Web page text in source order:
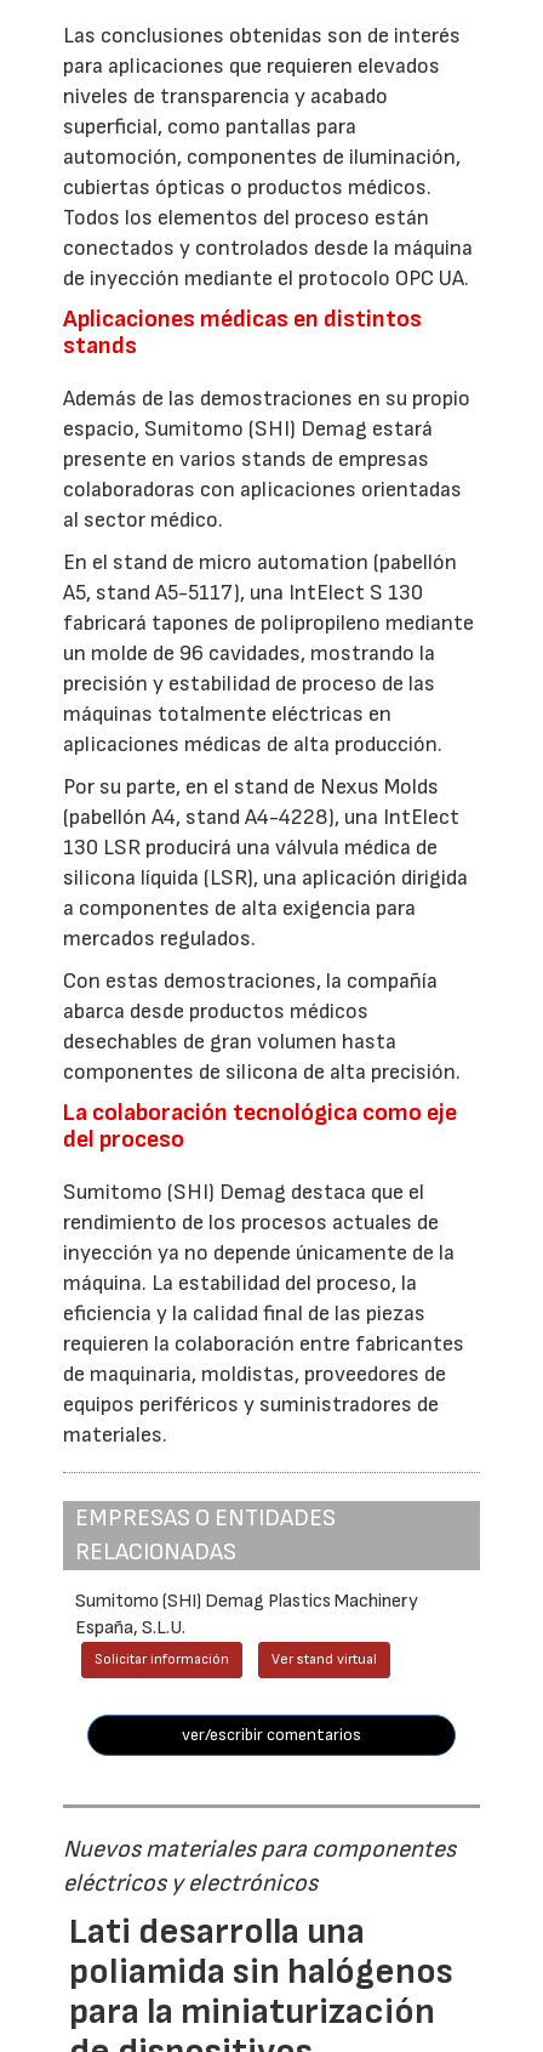
Las conclusiones obtenidas son de interés
para aplicaciones que requieren elevados
niveles de transparencia y acabado
superficial, como pantallas para
automoción, componentes de iluminación,
cubiertas ópticas o productos médicos.
Todos los elementos del proceso están
conectados y controlados desde la máquina
de inyección mediante el protocolo OPC UA.
Aplicaciones médicas en distintos
stands
Además de las demostraciones en su propio
espacio, Sumitomo (SHI) Demag estará
presente en varios stands de empresas
colaboradoras con aplicaciones orientadas
al sector médico.
En el stand de micro automation (pabellón
A5, stand A5-5117), una IntElect S 130
fabricará tapones de polipropileno mediante
un molde de 96 cavidades, mostrando la
precisión y estabilidad de proceso de las
máquinas totalmente eléctricas en
aplicaciones médicas de alta producción.
Por su parte, en el stand de Nexus Molds
(pabellón A4, stand A4-4228), una IntElect
130 LSR producirá una válvula médica de
silicona líquida (LSR), una aplicación dirigida
a componentes de alta exigencia para
mercados regulados.
Con estas demostraciones, la compañía
abarca desde productos médicos
desechables de gran volumen hasta
componentes de silicona de alta precisión.
La colaboración tecnológica como eje
del proceso
Sumitomo (SHI) Demag destaca que el
rendimiento de los procesos actuales de
inyección ya no depende únicamente de la
máquina. La estabilidad del proceso, la
eficiencia y la calidad final de las piezas
requieren la colaboración entre fabricantes
de maquinaria, moldistas, proveedores de
equipos periféricos y suministradores de
materiales.
EMPRESAS O ENTIDADES
RELACIONADAS
Sumitomo (SHI) Demag Plastics Machinery
España, S.L.U.
Solicitar información Ver stand virtual
ver/escribir comentarios
Nuevos materiales para componentes
eléctricos y electrónicos
Lati desarrolla una
poliamida sin halógenos
para la miniaturización